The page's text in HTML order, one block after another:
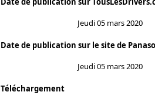
Jeudi 05 mars 2020
Date de publication sur le site de
Jeudi 05 mars 2020
Téléchargement